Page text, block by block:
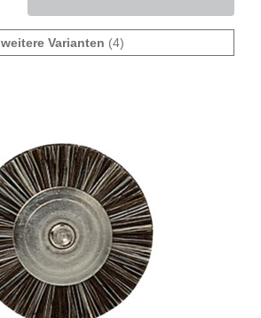
weitere Varianten (4)